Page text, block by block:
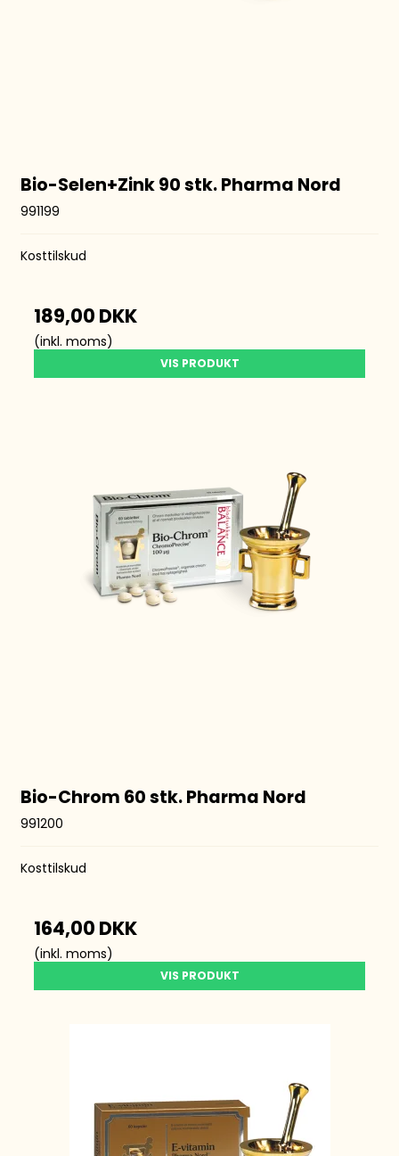
Bio-Selen+Zink 90 stk. Pharma Nord
991199
Kosttilskud
189,00 DKK
(inkl. moms)
VIS PRODUKT
Bio-Chrom 60 stk. Pharma Nord
991200
Kosttilskud
164,00 DKK
(inkl. moms)
VIS PRODUKT